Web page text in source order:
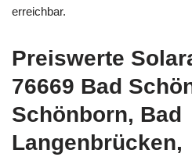
erreichbar.
Preiswerte
76669 Bad
Schönborn, Bad
Langenbrücken,